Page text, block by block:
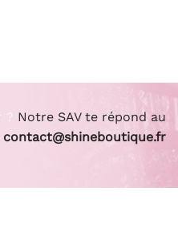
? Notre SAV te répond au
contact@shineboutique.fr